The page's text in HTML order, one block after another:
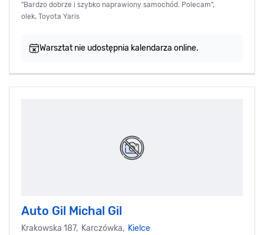
"Bardzo dobrze i szybko naprawiony samochód. Polecam",
olek, Toyota Yaris
Warsztat nie udostępnia kalendarza online.
Auto Gil Michal Gil
Krakowska 187, Karczówka, Kielce